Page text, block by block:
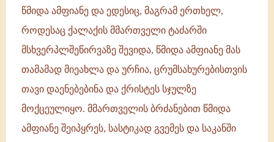
წმიდა ამფიანე და ედესიც, მაგრამ ერთხელ,
როდესაც ქალაქის მმართველი ტაძარში
მსხვერპლშეწირვაზე შევიდა, წმიდა ამფიანე მას
თამამად მიეახლა და ურჩია, ცრუმსახურებისთვის
თავი დაენებებინა და ქრისტეს სჯულზე
მოქცეულიყო. მმართველის ბრძანებით წმიდა
ამფიანე შეიპყრეს, სასტიკად გვემეს და საკანში